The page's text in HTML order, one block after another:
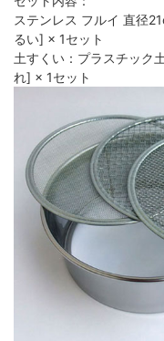
ステンレス フルイ 直径
るい] × 1セット
土すくい：プラスチック
れ] × 1セット